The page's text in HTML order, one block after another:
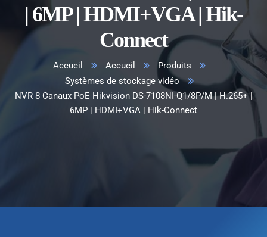
| 6MP | HDMI+VGA | Hik-
Connect
Accueil Accueil
Produits
Systèmes de stockage vidéo
NVR 8 Canaux PoE Hikvision DS-7108NI-Q1/8P/M | H.265+ |
6MP | HDMI+VGA | Hik-Connect